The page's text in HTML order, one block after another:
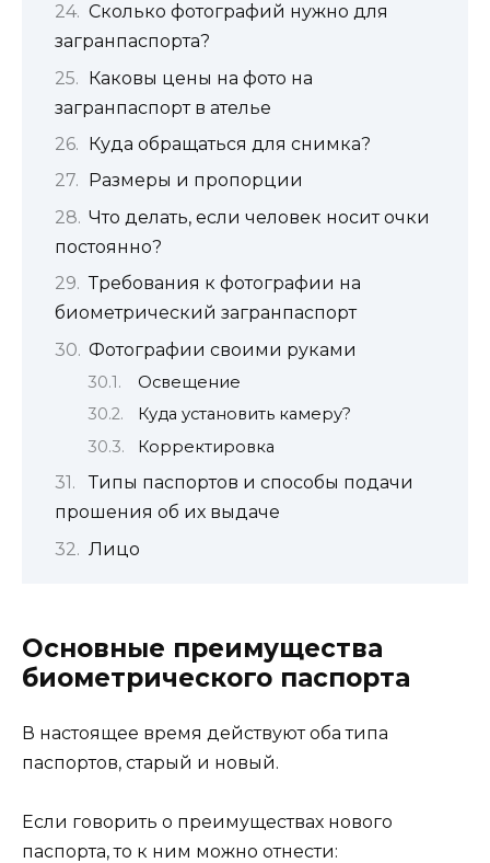
Сколько фотографий нужно для
загранпаспорта?
Каковы цены на фото на
загранпаспорт в ателье
Куда обращаться для снимка?
Размеры и пропорции
Что делать, если человек носит очки
постоянно?
Требования к фотографии на
биометрический загранпаспорт
Фотографии своими руками
Освещение
Куда установить камеру?
Корректировка
Типы паспортов и способы подачи
прошения об их выдаче
Лицо
Основные преимущества
биометрического паспорта
В настоящее время действуют оба типа
паспортов, старый и новый.
Если говорить о преимуществах нового
паспорта, то к ним можно отнести: